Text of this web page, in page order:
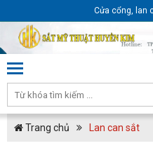
Cửa cổng, lan
Trang chủ Lan can sắt